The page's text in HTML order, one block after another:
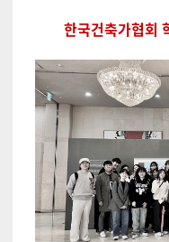
한국건축가협회